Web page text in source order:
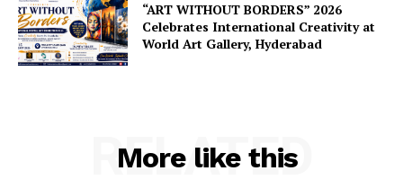
“ART WITHOUT BORDERS” 2026
Celebrates International Creativity at
World Art Gallery, Hyderabad
More like this
RELATED